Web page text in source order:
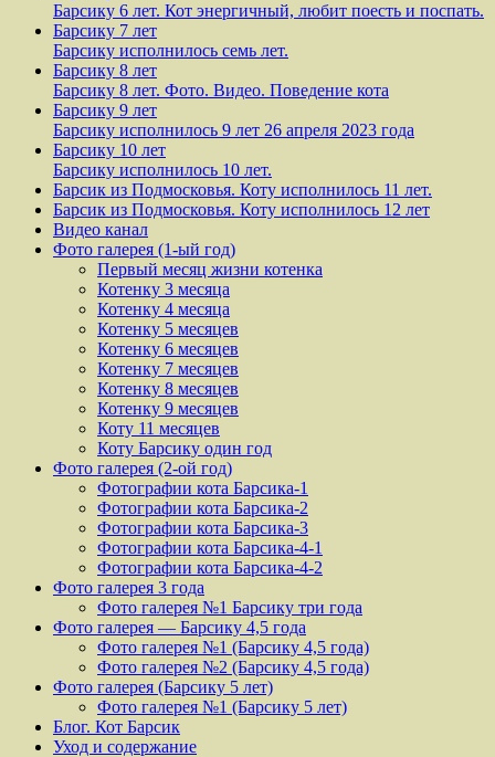
Барсику 6 лет. Кот энергичный, любит поесть и поспать.
Барсику 7 лет
Барсику исполнилось семь лет.
Барсику 8 лет
Барсику 8 лет. Фото. Видео. Поведение кота
Барсику 9 лет
Барсику исполнилось 9 лет 26 апреля 2023 года
Барсику 10 лет
Барсику исполнилось 10 лет.
Барсик из Подмосковья. Коту исполнилось 11 лет.
Барсик из Подмосковья. Коту исполнилось 12 лет
Видео канал
Фото галерея (1-ый год)
Первый месяц жизни котенка
Котенку 3 месяца
Котенку 4 месяца
Котенку 5 месяцев
Котенку 6 месяцев
Котенку 7 месяцев
Котенку 8 месяцев
Котенку 9 месяцев
Коту 11 месяцев
Коту Барсику один год
Фото галерея (2-ой год)
Фотографии кота Барсика-1
Фотографии кота Барсика-2
Фотографии кота Барсика-3
Фотографии кота Барсика-4-1
Фотографии кота Барсика-4-2
Фото галерея 3 года
Фото галерея №1 Барсику три года
Фото галерея — Барсику 4,5 года
Фото галерея №1 (Барсику 4,5 года)
Фото галерея №2 (Барсику 4,5 года)
Фото галерея (Барсику 5 лет)
Фото галерея №1 (Барсику 5 лет)
Блог. Кот Барсик
Уход и содержание